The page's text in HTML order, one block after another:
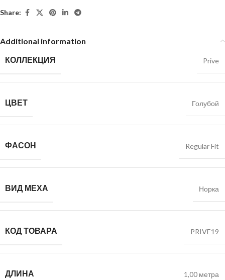
Share:
Additional information
КОЛЛЕКЦИЯ Prive
ЦВЕТ Голубой
ФАСОН Regular Fit
ВИД МЕХА Норка
КОД ТОВАРА PRIVE19
ДЛИНА 1,00 метра